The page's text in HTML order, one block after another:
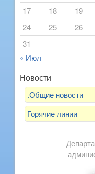
17
18 19
24
25 26
31
« Июл
Новости
.Общие новости
Горячие линии